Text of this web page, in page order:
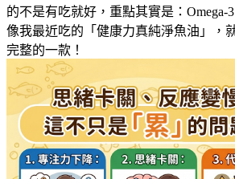
的不是有吃就好，重點其實是：Omega-
像我最近吃的「健康力真純淨魚油」，
完整的一款！